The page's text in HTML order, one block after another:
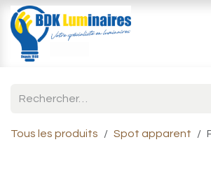
Se rendre au contenu
Tous les produits Spot apparent